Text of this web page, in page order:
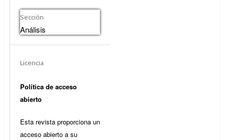
Sección
Análisis
Licencia
Política de acceso
abierto
Esta revista proporciona un
acceso abierto a su